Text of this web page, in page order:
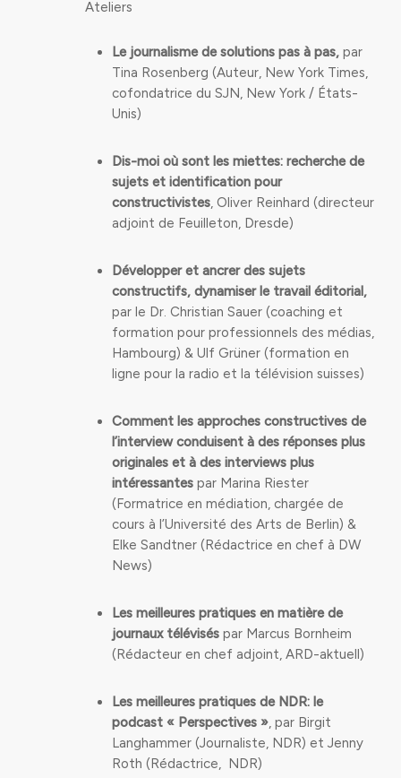
Ateliers
Le journalisme de solutions pas à pas, par
Tina Rosenberg (Auteur, New York Times,
cofondatrice du SJN, New York / États-
Unis)
Dis-moi où sont les miettes: recherche de
sujets et identification pour
constructivistes, Oliver Reinhard (directeur
adjoint de Feuilleton, Dresde)
Développer et ancrer des sujets
constructifs, dynamiser le travail éditorial,
par le Dr. Christian Sauer (coaching et
formation pour professionnels des médias,
Hambourg) & Ulf Grüner (formation en
ligne pour la radio et la télévision suisses)
Comment les approches constructives de
l’interview conduisent à des réponses plus
originales et à des interviews plus
intéressantes par Marina Riester
(Formatrice en médiation, chargée de
cours à l’Université des Arts de Berlin) &
Elke Sandtner (Rédactrice en chef à DW
News)
Les meilleures pratiques en matière de
journaux télévisés par Marcus Bornheim
(Rédacteur en chef adjoint, ARD-aktuell)
Les meilleures pratiques de NDR: le
podcast « Perspectives », par Birgit
Langhammer (Journaliste, NDR) et Jenny
Roth (Rédactrice, NDR)